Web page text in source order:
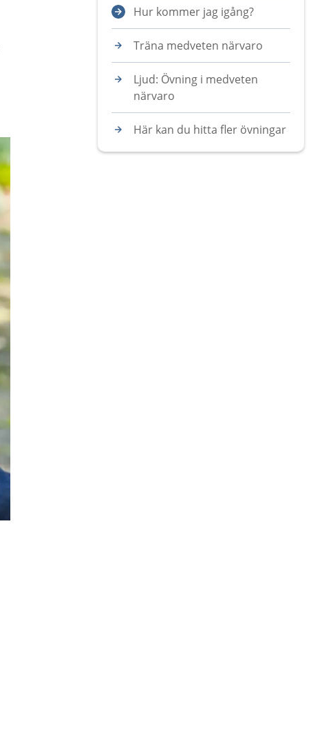
Hur kommer jag igång?
Träna medveten närvaro
Ljud: Övning i medveten
närvaro
Här kan du hitta fler övningar